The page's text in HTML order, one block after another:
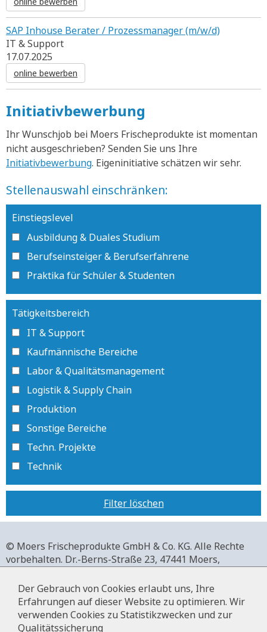
SAP Inhouse Berater / Prozessmanager (m/w/d)
IT & Support
17.07.2025
online bewerben
Initiativbewerbung
Ihr Wunschjob bei Moers Frischeprodukte ist momentan
nicht ausgeschrieben? Senden Sie uns Ihre
Initiativbewerbung. Eigeninitiative schätzen wir sehr.
Stellenauswahl einschränken:
Einstiegslevel
Ausbildung & Duales Studium
Berufseinsteiger & Berufserfahrene
Praktika für Schüler & Studenten
Tätigkeitsbereich
IT & Support
Kaufmännische Bereiche
Labor & Qualitätsmanagement
Logistik & Supply Chain
Produktion
Sonstige Bereiche
Techn. Projekte
Technik
Filter löschen
© Moers Frischeprodukte GmbH & Co. KG. Alle Rechte
vorbehalten. Dr.-Berns-Straße 23, 47441 Moers,
+49 2841 911-0,www.moers-frischeprodukte.de
Der Gebrauch von Cookies erlaubt uns, Ihre
Erfahrungen auf dieser Website zu optimieren. Wir
verwenden Cookies zu Statistikzwecken und zur
Qualitätssicherung